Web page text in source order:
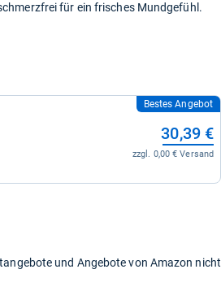
für ein frisches Mundgefühl.
Bestes Angebot
30,39 €
zzgl. 0,00 € Versand
und Angebote von Amazon nicht